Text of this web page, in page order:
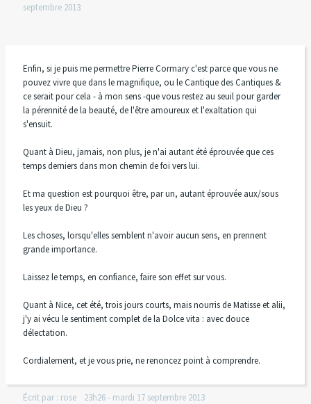
septembre 2013
Enfin, si je puis me permettre Pierre Cormary c'est parce que vous ne
pouvez vivre que dans le magnifique, ou le Cantique des Cantiques &
ce serait pour cela - à mon sens -que vous restez au seuil pour garder
la pérennité de la beauté, de l'être amoureux et l'exaltation qui
s'ensuit.
Quant à Dieu, jamais, non plus, je n'ai autant été éprouvée que ces
temps derniers dans mon chemin de foi vers lui.
Et ma question est pourquoi être, par un, autant éprouvée aux/sous
les yeux de Dieu ?
Les choses, lorsqu'elles semblent n'avoir aucun sens, en prennent
grande importance.
Laissez le temps, en confiance, faire son effet sur vous.
Quant à Nice, cet été, trois jours courts, mais nourris de Matisse et alii,
j'y ai vécu le sentiment complet de la Dolce vita : avec douce
délectation.
Cordialement, et je vous prie, ne renoncez point à comprendre.
Écrit par : rose 23h26- mardi 17 septembre 2013